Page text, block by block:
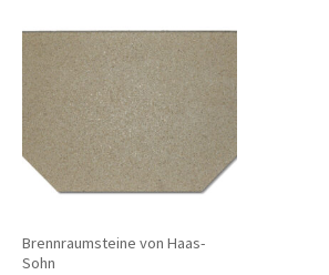
Brennraumsteine von Haas-
Sohn